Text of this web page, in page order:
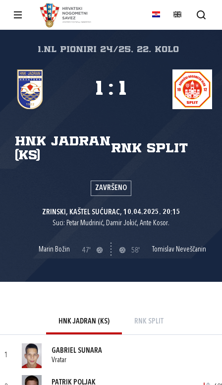
1.nl Pioniri 24/25, 22. kolo
HNK Jadran
(KS)
RNK Split
1 : 1
ZAVRŠENO
ZRINSKI, KAŠTEL SUĆURAC, 10.04.2025. 20:15
Suci: Petar Mudrinić, Damir Jokić, Ante Kosor.
Marin Božin 47' 58' Tomislav Neveščanin
HNK JADRAN (KS) RNK SPLIT
1
GABRIEL SUNARA
Vratar
PATRIK POLJAK